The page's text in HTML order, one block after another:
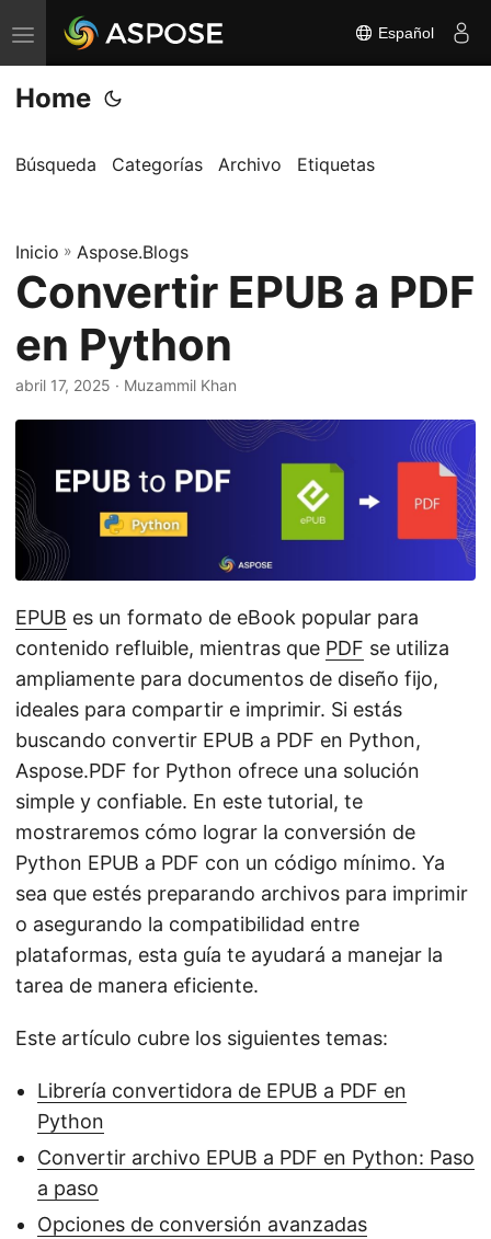
A
l
t
r
r
n
a
v
e
c
i
ó
n
Español
Home
Búsqueda Categorías Archivo Etiquetas
Inicio » Aspose.Blogs
Convertir EPUB a PDF
en Python
abril 17, 2025 · Muzammil Khan
EPUB es un formato de eBook popular para
contenido refluible, mientras que PDF se utiliza
ampliamente para documentos de diseño fijo,
ideales para compartir e imprimir. Si estás
buscando convertir EPUB a PDF en Python,
Aspose.PDF for Python ofrece una solución
simple y confiable. En este tutorial, te
mostraremos cómo lograr la conversión de
Python EPUB a PDF con un código mínimo. Ya
sea que estés preparando archivos para imprimir
o asegurando la compatibilidad entre
plataformas, esta guía te ayudará a manejar la
tarea de manera eficiente.
Este artículo cubre los siguientes temas:
Librería convertidora de EPUB a PDF en
Python
Convertir archivo EPUB a PDF en Python: Paso
a paso
Opciones de conversión avanzadas